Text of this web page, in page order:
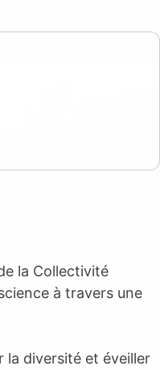
la Collectivité
à travers une
la diversité et éveiller